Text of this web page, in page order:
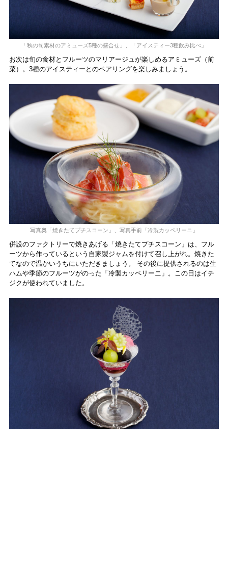
「秋の旬素材のアミューズ5種の盛合せ」、「アイスティー3種飲み比べ」
お次は旬の食材とフルーツのマリアージュが楽しめるアミューズ（前
菜）。3種のアイスティーとのペアリングを楽しみましょう。
写真奥「焼きたてプチスコーン」、写真手前「冷製カッペリーニ」
併設のファクトリーで焼きあげる「焼きたてプチスコーン」は、フル
ーツから作っているという自家製ジャムを付けて召し上がれ。焼きた
てなので温かいうちにいただきましょう。 その後に提供されるのは生
ハムや季節のフルーツがのった「冷製カッペリーニ」。この日はイチ
ジクが使われていました。